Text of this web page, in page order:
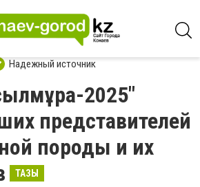
Надежный источник
2025"
представителей
породы и их
ТАЗЫ